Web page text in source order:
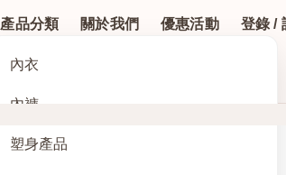
產品分類
內衣
內褲
塑身產品
關於我們 優惠活動 登錄 /